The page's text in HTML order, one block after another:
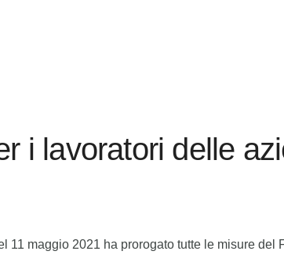
i lavoratori delle
11 maggio 2021 ha prorogato tutte le misure